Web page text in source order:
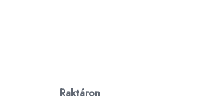
Raktáron